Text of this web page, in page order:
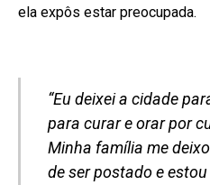
ela expôs estar preocupada.
“Eu deixei a cidade
para curar e orar por
Minha família me
de ser postado e